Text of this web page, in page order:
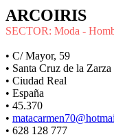
ARCOIRIS
SECTOR: Moda -
• C/ Mayor, 59
• Santa Cruz de la Zarza
• Ciudad Real
• España
• 45.370
•
• 628 128 777